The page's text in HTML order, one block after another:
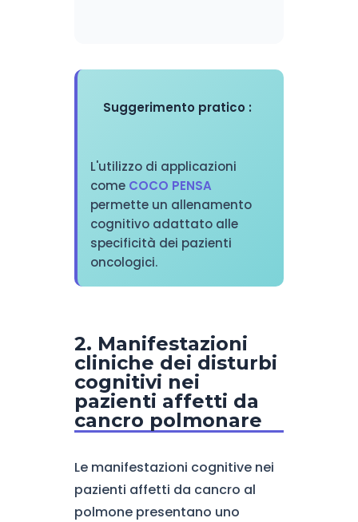
Suggerimento pratico :
L'utilizzo di applicazioni
come COCO PENSA
permette un allenamento
cognitivo adattato alle
specificità dei pazienti
oncologici.
2. Manifestazioni
cliniche dei disturbi
cognitivi nei
pazienti affetti da
cancro polmonare
Le manifestazioni cognitive nei
pazienti affetti da cancro al
polmone presentano uno